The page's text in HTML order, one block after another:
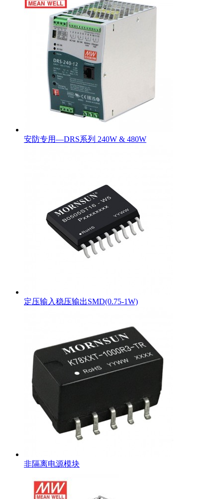
安防专用—DRS系列 240W & 480W
定压输入稳压输出SMD(0.75-1W)
非隔离电源模块